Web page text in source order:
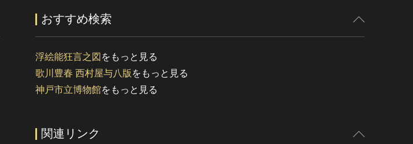
おすすめ検索
浮絵能狂言之図 をもっと見る
歌川豊春 西村屋与八版 をもっと見る
神戸市立博物館をもっと見る
関連リンク